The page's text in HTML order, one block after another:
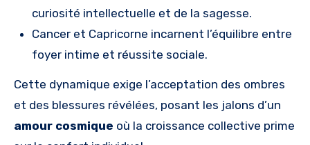
curiosité intellectuelle et de la sagesse.
Cancer et Capricorne incarnent l’équilibre entre
foyer intime et réussite sociale.
Cette dynamique exige l’acceptation des ombres
et des blessures révélées, posant les jalons d’un
amour cosmique où la croissance collective prime